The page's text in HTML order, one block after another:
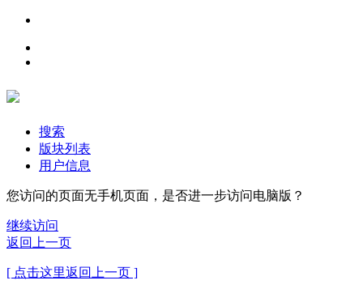
搜索
版块列表
用户信息
您访问的页面无手机页面，是否进一步访问电脑版？
继续访问
返回上一页
[ 点击这里返回上一页 ]